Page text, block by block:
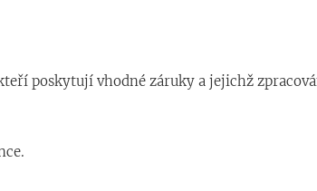
poskytují vhodné záruky a jejichž